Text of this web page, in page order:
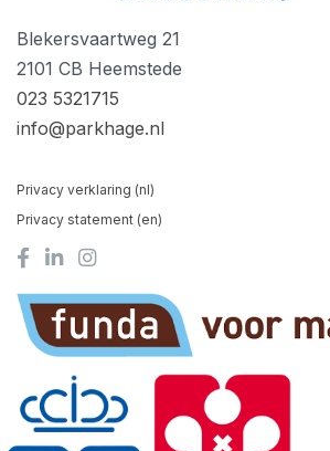
Blekersvaartweg 21
2101 CB Heemstede
023 5321715
info@parkhage.nl
Privacy verklaring (nl)
Privacy statement (en)